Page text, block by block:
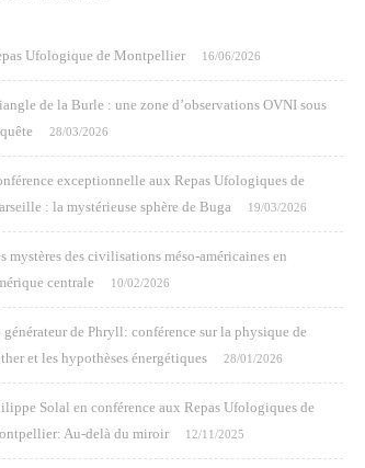
Ufologique de Montpellier 16/06/2026
de la Burle : une zone d’observations OVNI sous
28/03/2026
exceptionnelle aux Repas Ufologiques de
: la mystérieuse sphère de Buga
19/03/2026
mystères des civilisations méso-américaines en
centrale
10/02/2026
générateur de Phryll: conférence sur la physique de
et les hypothèses énergétiques
28/01/2026
Solal en conférence aux Repas Ufologiques de
Au-delà du miroir
12/11/2025